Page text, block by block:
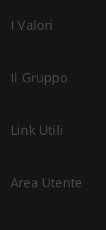
I Valori
Il Gruppo
Link Utili
Area Utente